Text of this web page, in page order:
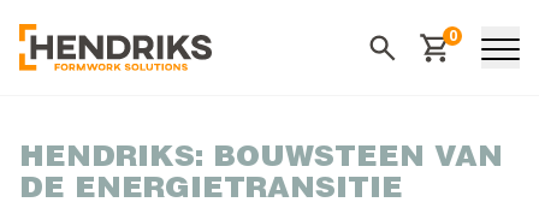
0
Winkelwagen
HENDRIKS: BOUWSTEEN VAN
DE ENERGIETRANSITIE